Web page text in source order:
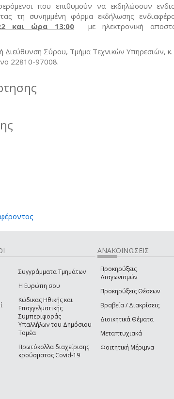
που επιθυμούν να εκδηλώσουν
τη συνημμένη φόρμα εκδήλωσης
και ώρα 13:00με ηλεκτρονική
sends e-mail)
Διεύθυνση Σύρου, Τμήμα Τεχνικών Υπηρεσιών,
22810-97008.
Συγγράμματα Τμημάτων
Η Ευρώπη σου
Κώδικας Ηθικής και
Επαγγελματικής
Συμπεριφοράς
Υπαλλήλων του Δημόσιου
Τομέα
Πρωτόκολλα διαχείρισης
κρούσματος Covid-19
ΑΝΑΚΟΙΝΩΣΕΙΣ
Προκηρύξεις
Διαγωνισμών
Προκηρύξεις Θέσεων
Βραβεία / Διακρίσεις
Διοικητικά Θέματα
Μεταπτυχιακά
Φοιτητική Μέριμνα